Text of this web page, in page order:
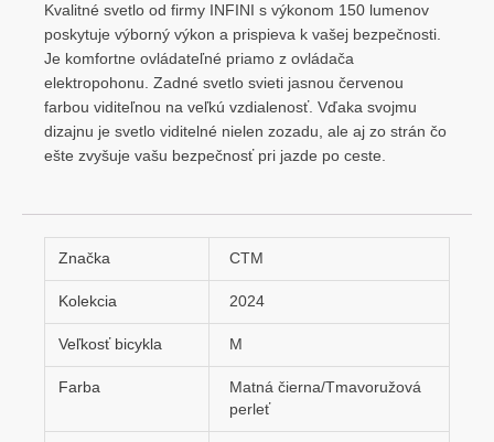
Kvalitné svetlo od firmy INFINI s výkonom 150 lumenov
poskytuje výborný výkon a prispieva k vašej bezpečnosti.
Je komfortne ovládateľné priamo z ovládača
elektropohonu. Zadné svetlo svieti jasnou červenou
farbou viditeľnou na veľkú vzdialenosť. Vďaka svojmu
dizajnu je svetlo viditelné nielen zozadu, ale aj zo strán čo
ešte zvyšuje vašu bezpečnosť pri jazde po ceste.
Značka CTM
Kolekcia 2024
Veľkosť bicykla M
Farba
Matná čierna/Tmavoružová
perleť